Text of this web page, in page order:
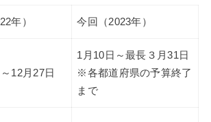
年） 今回（2023年）
12月27日
1月10日～最長３月31日
※各都道府県の予算終了
まで